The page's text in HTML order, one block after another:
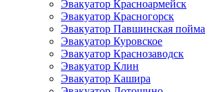
Эвакуатор Красноармейск
Эвакуатор Красногорск
Эвакуатор Павшинская пойма
Эвакуатор Куровское
Эвакуатор Краснозаводск
Эвакуатор Клин
Эвакуатор Кашира